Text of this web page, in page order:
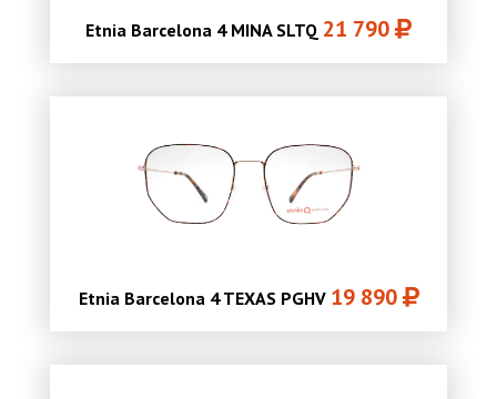
Etnia Barcelona 4 MINA SLTQ 21 790
Etnia Barcelona 4 TEXAS PGHV 19 890